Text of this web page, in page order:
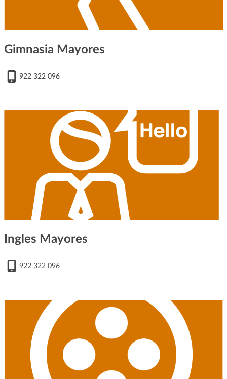
Gimnasia Mayores
922 322 096
Ingles Mayores
922 322 096